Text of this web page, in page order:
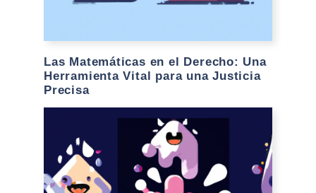
Las Matemáticas en el Derecho: Una
Herramienta Vital para una Justicia
Precisa